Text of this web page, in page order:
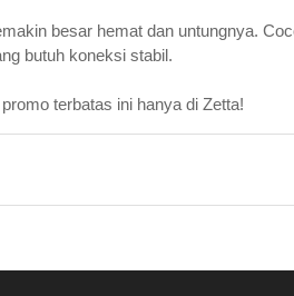
besar hemat dan untungnya.
butuh koneksi stabil.
terbatas ini hanya di Zetta!